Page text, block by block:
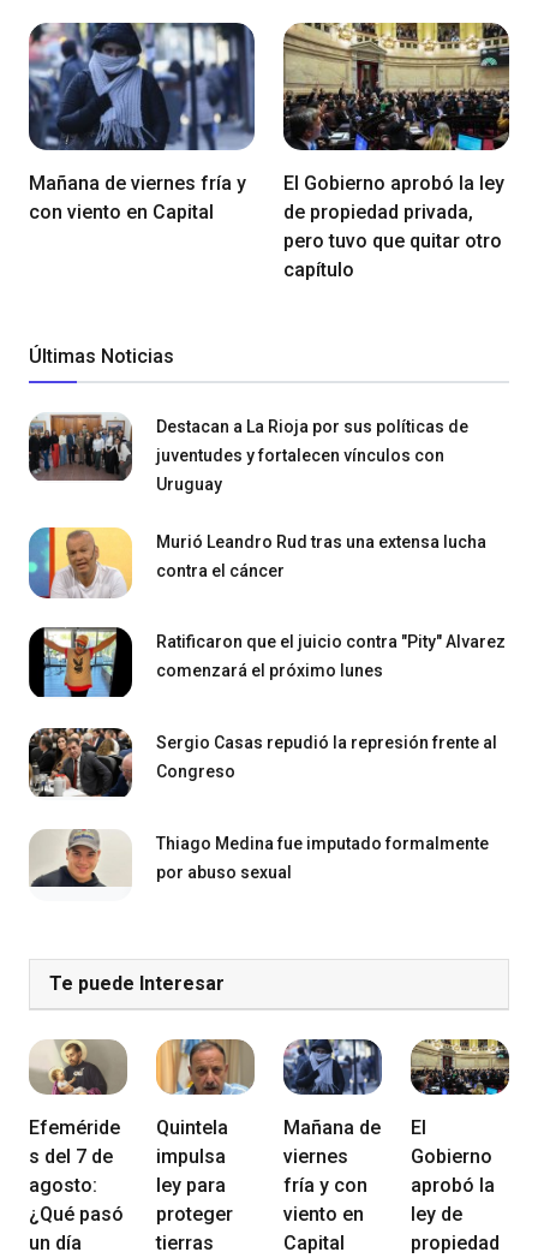
Mañana de viernes fría y
con viento en Capital
El Gobierno aprobó la ley
de propiedad privada,
pero tuvo que quitar otro
capítulo
Últimas Noticias
Destacan a La Rioja por sus políticas de
juventudes y fortalecen vínculos con
Uruguay
Murió Leandro Rud tras una extensa lucha
contra el cáncer
Ratificaron que el juicio contra "Pity" Alvarez
comenzará el próximo lunes
Sergio Casas repudió la represión frente al
Congreso
Thiago Medina fue imputado formalmente
por abuso sexual
Te puede Interesar
Efeméride
s del 7 de
agosto:
¿Qué pasó
un día
Quintela
impulsa
ley para
proteger
tierras
Mañana de
viernes
fría y con
viento en
Capital
El
Gobierno
aprobó la
ley de
propiedad